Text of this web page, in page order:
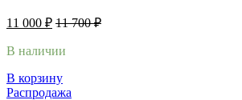
11 000 ₽ 11 700₽
В наличии
В корзину
Распродажа